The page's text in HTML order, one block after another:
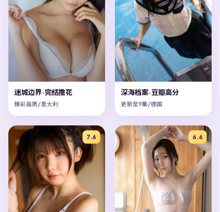
迷城边界·完结撒花
臻彩画质/意大利
深海档案·豆瓣高分
更新至9集/德国
7.6 6.6